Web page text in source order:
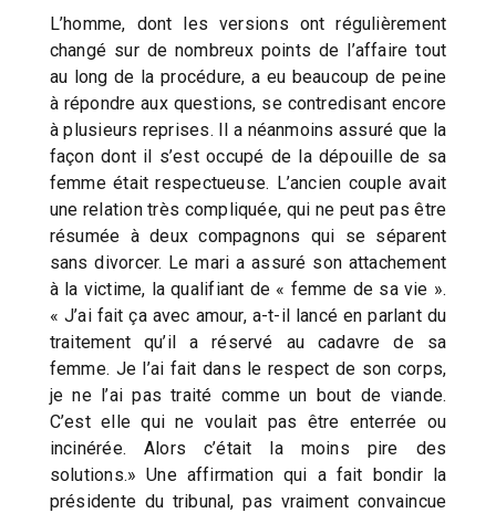
L’homme, dont les versions ont régulièrement
changé sur de nombreux points de l’affaire tout
au long de la procédure, a eu beaucoup de peine
à répondre aux questions, se contredisant encore
à plusieurs reprises. Il a néanmoins assuré que la
façon dont il s’est occupé de la dépouille de sa
femme était respectueuse. L’ancien couple avait
une relation très compliquée, qui ne peut pas être
résumée à deux compagnons qui se séparent
sans divorcer. Le mari a assuré son attachement
à la victime, la qualifiant de « femme de sa vie ».
« J’ai fait ça avec amour, a-t-il lancé en parlant du
traitement qu’il a réservé au cadavre de sa
femme. Je l’ai fait dans le respect de son corps,
je ne l’ai pas traité comme un bout de viande.
C’est elle qui ne voulait pas être enterrée ou
incinérée. Alors c’était la moins pire des
solutions.» Une affirmation qui a fait bondir la
présidente du tribunal, pas vraiment convaincue